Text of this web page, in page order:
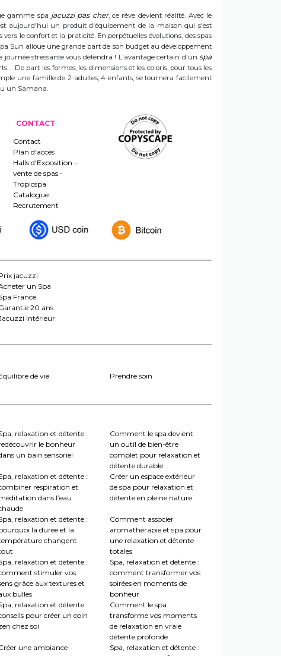
gamme spa jacuzzi pas cher, ce rêve devient réalité. Avec le
aujourd'hui un produit d'équipement de la maison qui s'est
le confort et la praticité. En perpétuelles évolutions, des spas
Sun alloue une grande part de son budget au développement
stressante vous détendra ! L'avantage certain d'un spa
... De part les formes, les dimensions et les coloris, pour tous les
une famille de 2 adultes, 4 enfants, se tournera facilement
un Samana.
CONTACT
Contact
Plan d'accès
Halls d'Exposition -
vente de spas -
Tropicspa
Catalogue
Recrutement
jacuzzi
un Spa
France
20 ans
intérieur
de vie
Prendre soin
relaxation et détente :
le bonheur
un bain sensoriel
Comment le spa devient
un outil de bien-être
complet pour relaxation et
détente durable
relaxation et détente :
respiration et
dans l’eau
Créer un espace extérieur
de spa pour relaxation et
détente en pleine nature
relaxation et détente :
la durée et la
changent
Comment associer
aromathérapie et spa pour
une relaxation et détente
totales
relaxation et détente :
stimuler vos
grâce aux textures et
bulles
Spa, relaxation et détente :
comment transformer vos
soirées en moments de
bonheur
relaxation et détente :
pour créer un coin
chez soi
Comment le spa
transforme vos moments
de relaxation en vraie
détente profonde
une ambiance
Spa, relaxation et détente :